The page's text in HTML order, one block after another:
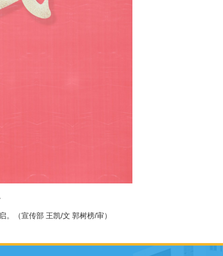
（宣传部 王凯/文 郭树榜/审）